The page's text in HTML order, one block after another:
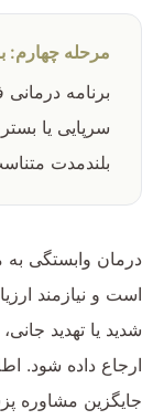
مرحله چهارم:
برنامه
سرپایی یا
بلندمدت
درمان وابستگی
است و نیازمند
شدید یا تهدید
ارجاع داده شود.
جایگزین مشاوره